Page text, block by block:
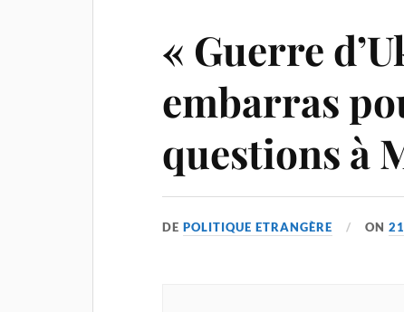
« Guerre
embarras
questions à
DEPOLITIQUE ETRANGÈRE ON